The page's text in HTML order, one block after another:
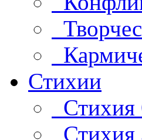
Стихии
Стихия
Стихия